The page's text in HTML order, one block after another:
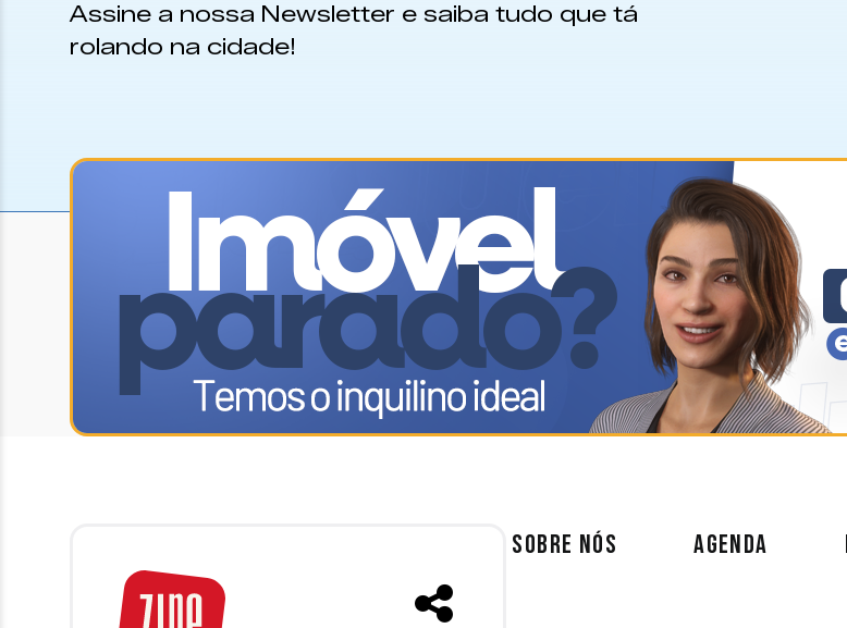
Assine a nossa Newsletter e saiba tudo que tá
rolando na cidade!
SOBRE NÓS AGENDA